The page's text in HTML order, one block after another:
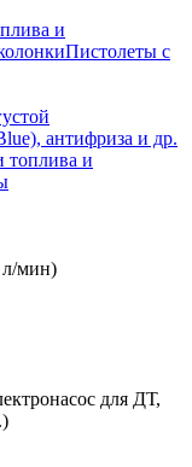
и
Пистолеты с
антифриза и др.
топлива и
л/мин)
для ДТ,